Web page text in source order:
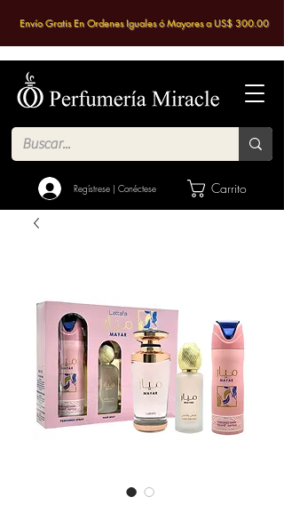
Regístrese | Conéctese Carrito
Envío Gratis En Ordenes Iguales ó Mayores a US$ 300.00